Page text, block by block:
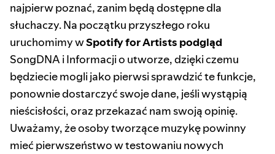
najpierw poznać, zanim będą dostępne dla
słuchaczy. Na początku przyszłego roku
uruchomimy wSpotify for Artists podgląd
SongDNA i Informacji o utworze, dzięki czemu
będziecie mogli jako pierwsi sprawdzić te funkcje,
ponownie dostarczyć swoje dane, jeśli wystąpią
nieścisłości, oraz przekazać nam swoją opinię.
Uważamy, że osoby tworzące muzykę powinny
mieć pierwszeństwo w testowaniu nowych